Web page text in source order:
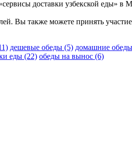
доставки узбекской еды»
Вы также можете принять
дешевые обеды (5) домашние обеды
еды (22) обеды на вынос (6)